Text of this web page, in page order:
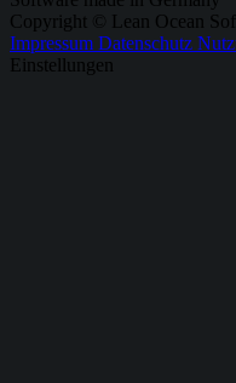
Copyright © Lean Ocean
Impressum Datenschutz
Einstellungen